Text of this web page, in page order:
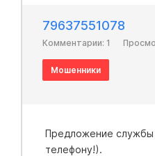
79637551078
Комментарии: 1
Мошенники
Предложение службы
телефону!).